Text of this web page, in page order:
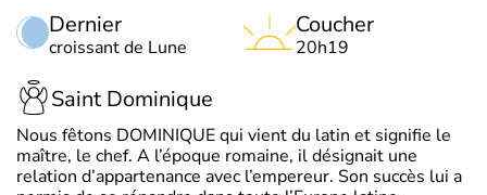
Dernier
croissant de Lune
Coucher
20h19
Saint Dominique
Nous fêtons DOMINIQUE qui vient du latin et signifie le
maître, le chef. A l’époque romaine, il désignait une
relation d’appartenance avec l’empereur. Son succès lui a